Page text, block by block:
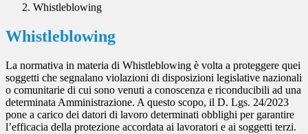
Whistleblowing
Whistleblowing
La normativa in materia di Whistleblowing è volta a proteggere quei
soggetti che segnalano violazioni di disposizioni legislative nazionali
o comunitarie di cui sono venuti a conoscenza e riconducibili ad una
determinata Amministrazione. A questo scopo, il D. Lgs. 24/2023
pone a carico dei datori di lavoro determinati obblighi per garantire
l’efficacia della protezione accordata ai lavoratori e ai soggetti terzi.